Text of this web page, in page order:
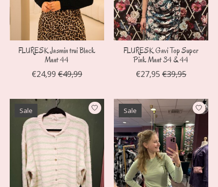
FLURESK Jasmin trui Black
Maat 44
€24,99 €49,99
FLURESK Gavi Top Super
Pink Maat 34 & 44
€27,95 €39,95
Sale Sale